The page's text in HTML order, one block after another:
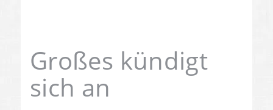
Großes kündigt
sich an